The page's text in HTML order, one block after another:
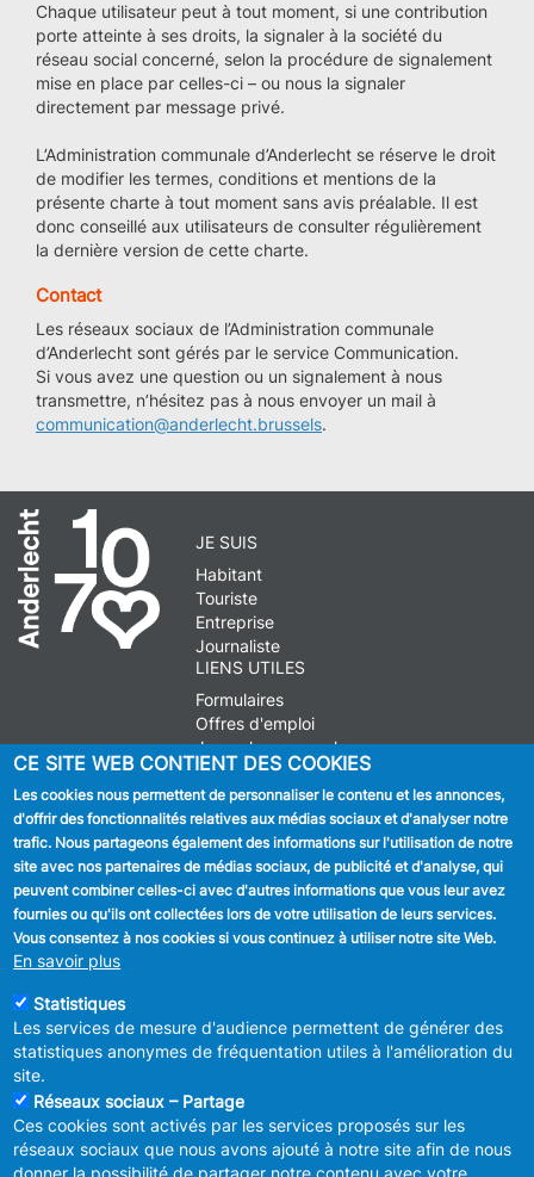
Chaque utilisateur peut à tout moment, si une contribution
porte atteinte à ses droits, la signaler à la société du
réseau social concerné, selon la procédure de signalement
mise en place par celles-ci – ou nous la signaler
directement par message privé.
L’Administration communale d’Anderlecht se réserve le droit
de modifier les termes, conditions et mentions de la
présente charte à tout moment sans avis préalable. Il est
donc conseillé aux utilisateurs de consulter régulièrement
la dernière version de cette charte.
Contact
Les réseaux sociaux de l’Administration communale
d’Anderlecht sont gérés par le service Communication.
Si vous avez une question ou un signalement à nous
transmettre, n’hésitez pas à nous envoyer un mail à
communication@anderlecht.brussels.
JE SUIS
Habitant
Touriste
Entreprise
Journaliste
LIENS UTILES
Formulaires
Offres d'emploi
Journal communal
Stationnement
SUIVEZ NOUS
Facebook
Linkedin
MENU
FOOTER
Déclaration de confidentialité
Déclaration d'accessibilité
CE SITE WEB CONTIENT DES COOKIES
Les cookies nous permettent de personnaliser le contenu et les annonces,
d'offrir des fonctionnalités relatives aux médias sociaux et d'analyser notre
trafic. Nous partageons également des informations sur l'utilisation de notre
site avec nos partenaires de médias sociaux, de publicité et d'analyse, qui
peuvent combiner celles-ci avec d'autres informations que vous leur avez
fournies ou qu'ils ont collectées lors de votre utilisation de leurs services.
Vous consentez à nos cookies si vous continuez à utiliser notre site Web.
En savoir plus
Statistiques
Les services de mesure d'audience permettent de générer des
statistiques anonymes de fréquentation utiles à l'amélioration du
site.
Réseaux sociaux – Partage
Ces cookies sont activés par les services proposés sur les
réseaux sociaux que nous avons ajouté à notre site afin de nous
donner la possibilité de partager notre contenu avec votre